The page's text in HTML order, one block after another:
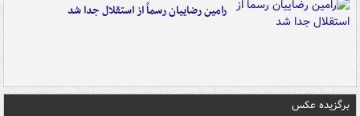
رامین رضاییان رسماً از استقلال جدا شد
برگزیده عکس